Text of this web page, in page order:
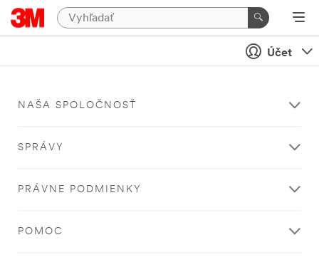
Účet
NAŠA SPOLOČNOSŤ
SPRÁVY
PRÁVNE PODMIENKY
POMOC